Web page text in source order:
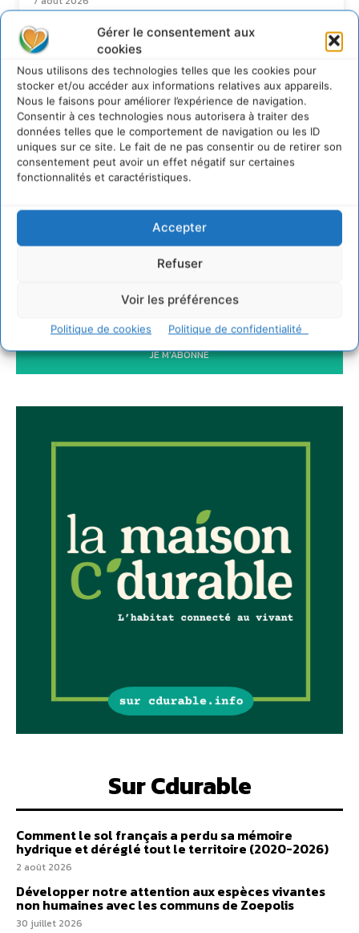
Gérer le consentement aux
cookies
Nous utilisons des technologies telles que les cookies pour
stocker et/ou accéder aux informations relatives aux appareils.
Nous le faisons pour améliorer l’expérience de navigation.
Consentir à ces technologies nous autorisera à traiter des
données telles que le comportement de navigation ou les ID
uniques sur ce site. Le fait de ne pas consentir ou de retirer son
consentement peut avoir un effet négatif sur certaines
fonctionnalités et caractéristiques.
Accepter
Refuser
Voir les préférences
Politique de cookies Politique de confidentialité
Soutenir un pastoralisme durable en faveur de
socio-écosystèmes résilients
6 août 2026
S’inspirer de l’arbre pour un modèle
économique régénératif du vivant …
5 août 2026
IPBES : le « GIEC de la biodiversité » appelle les
entreprises à devenir des alliées du vivant
4 août 2026
Newsletter
JE M'ABONNE
Sur Cdurable
Comment le sol français a perdu sa mémoire
hydrique et déréglé tout le territoire (2020-2026)
2 août 2026
Développer notre attention aux espèces vivantes
non humaines avec les communs de Zoepolis
30 juillet 2026